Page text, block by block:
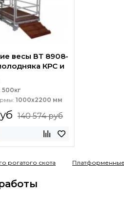
весы ВТ 8908-
КРС и
500кг
1000х2200 мм
140 574 руб
рогатого скота